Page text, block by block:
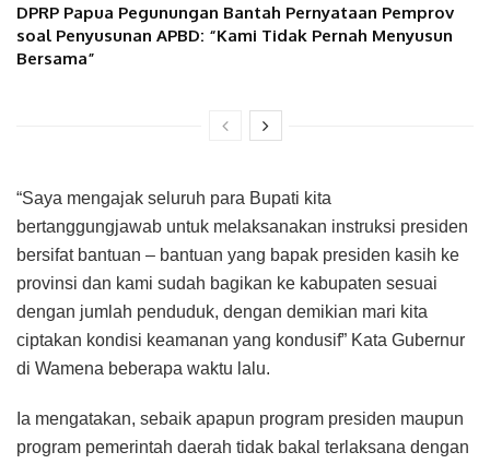
DPRP Papua Pegunungan Bantah Pernyataan Pemprov
soal Penyusunan APBD: “Kami Tidak Pernah Menyusun
Bersama”
“Saya mengajak seluruh para Bupati kita
bertanggungjawab untuk melaksanakan instruksi presiden
bersifat bantuan – bantuan yang bapak presiden kasih ke
provinsi dan kami sudah bagikan ke kabupaten sesuai
dengan jumlah penduduk, dengan demikian mari kita
ciptakan kondisi keamanan yang kondusif” Kata Gubernur
di Wamena beberapa waktu lalu.
Ia mengatakan, sebaik apapun program presiden maupun
program pemerintah daerah tidak bakal terlaksana dengan